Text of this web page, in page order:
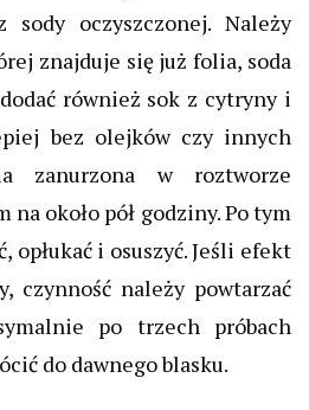
oczyszczonej. Należy
znajduje się już folia, soda
również sok z cytryny i
bez olejków czy innych
zanurzona w roztworze
na około pół godziny. Po tym
opłukać i osuszyć. Jeśli efekt
czynność należy powtarzać
po trzech próbach
do dawnego blasku.